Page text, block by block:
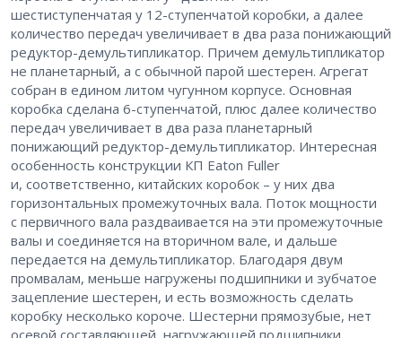
шестиступенчатая у 12-ступенчатой коробки, а далее
количество передач увеличивает в два раза понижающий
редуктор-демультипликатор. Причем демультипликатор
не планетарный, а с обычной парой шестерен. Агрегат
собран в едином литом чугунном корпусе. Основная
коробка сделана 6-ступенчатой, плюс далее количество
передач увеличивает в два раза планетарный
понижающий редуктор-демультипликатор. Интересная
особенность конструкции КП Eaton Fuller
и, соответственно, китайских коробок – ​у них два
горизонтальных промежуточных вала. Поток мощности
с первичного вала раздваивается на эти промежуточные
валы и соединяется на вторичном вале, и дальше
передается на демультипликатор. Благодаря двум
промвалам, меньше нагружены подшипники и зубчатое
зацепление шестерен, и есть возможность сделать
коробку несколько короче. Шестерни прямозубые, нет